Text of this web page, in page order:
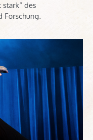
stark“ des
Forschung.